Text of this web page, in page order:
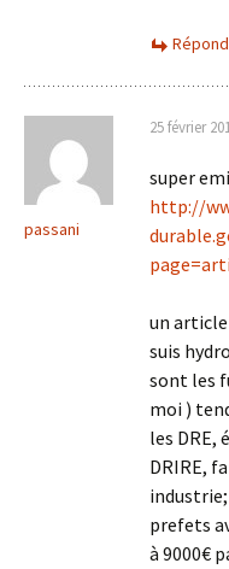
passani
25 février
super
http://
un
suis
sont les
moi )
les
DRIRE,
industrie;
prefets
à 9000€